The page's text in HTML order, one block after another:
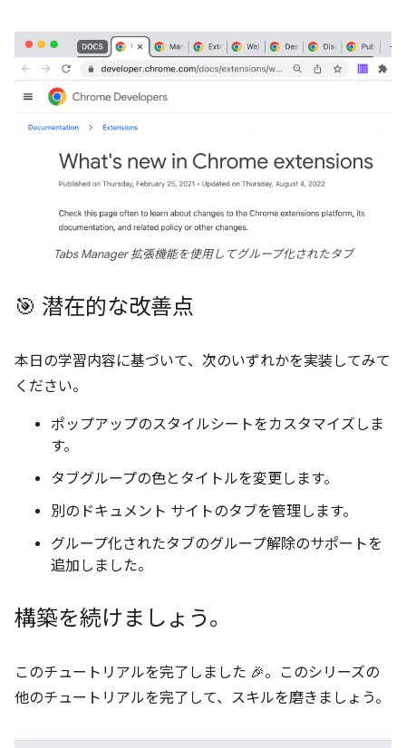
Tabs Manager 拡張機能を使用してグループ化されたタブ
🎯 潜在的な改善点
本日の学習内容に基づいて、次のいずれかを実装してみて
ください。
ポップアップのスタイルシートをカスタマイズしま
す。
タブグループの色とタイトルを変更します。
別のドキュメント サイトのタブを管理します。
グループ化されたタブのグループ解除のサポートを
追加しました。
構築を続けましょう。
このチュートリアルを完了しました 🎉。このシリーズの
他のチュートリアルを完了して、スキルを磨きましょう。